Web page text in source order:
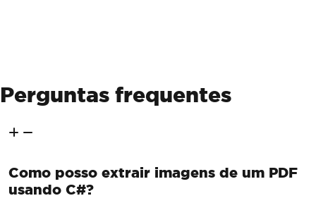
Perguntas frequentes
Como posso extrair imagens de um PDF
usando C#?